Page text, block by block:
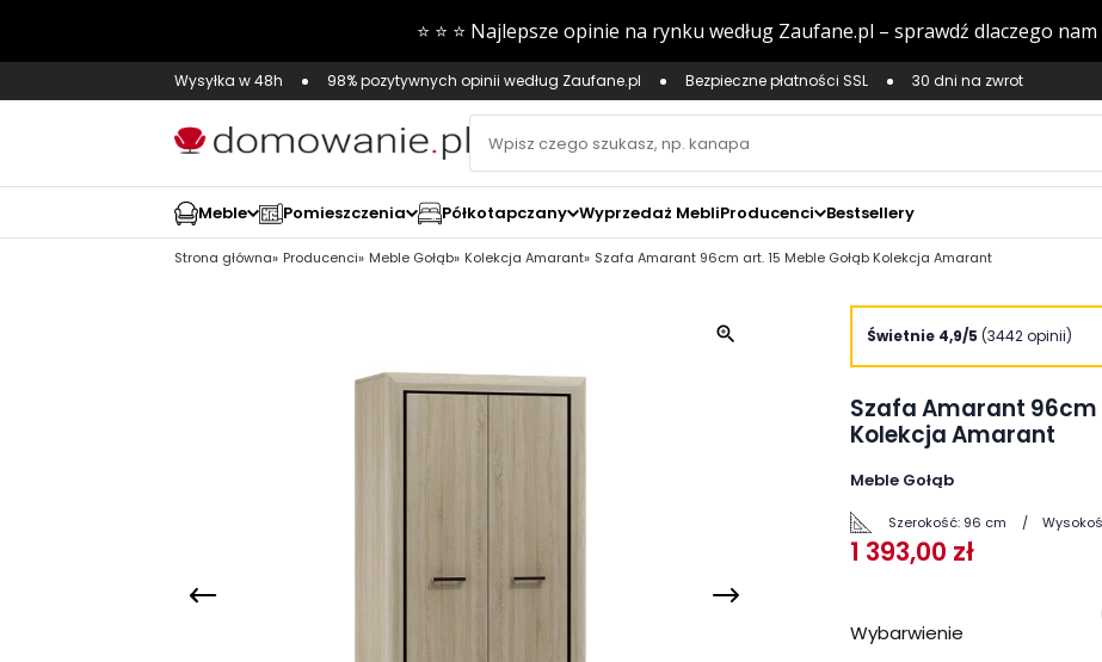
Wysyłka w 48h 98% pozytywnych opinii według Zaufane.pl Bezpieczne płatności SSL 30 dni na zwrot
Meble Pomieszczenia Półkotapczany Wyprzedaż MebliProducenci Bestsellery
Strona główna Producenci Meble Gołąb Kolekcja Amarant Szafa Amarant 96cm art. 15 Meble Gołąb Kolekcja Amarant
zoom_in Świetnie 4,9/5 (3442 opinii)
Szafa Amarant 96cm
Kolekcja Amarant
Meble Gołąb
Szerokość: 96 cm
1 393,00 zł
Wybarwienie